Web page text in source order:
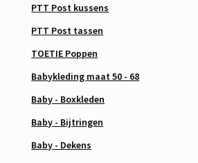
PTT Post kussens
PTT Post tassen
TOETIE Poppen
Babykleding maat 50 - 68
Baby - Boxkleden
Baby - Bijtringen
Baby - Dekens